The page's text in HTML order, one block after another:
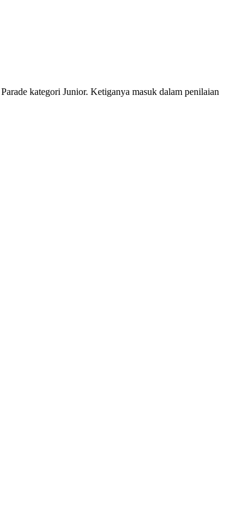
kategori Junior. Ketiganya masuk dalam penilaian